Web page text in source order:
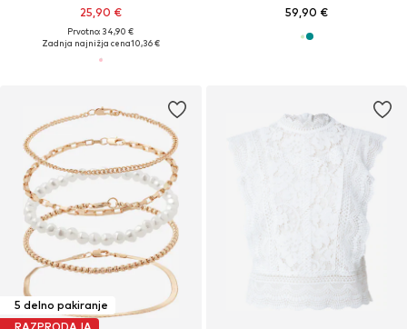
25,90 €
Prvotno: 34,90 €
Zadnja najnižja cena10,36 €
59,90 €
5 delno pakiranje